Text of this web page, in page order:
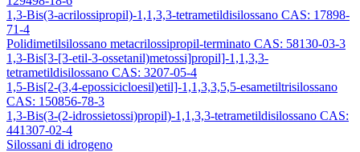
1,3-Bis(3-acrilossipropil)-1,1,3,3-tetrametildisilossano CAS: 17898-
71-4
Polidimetilsilossano metacrilossipropil-terminato CAS: 58130-03-3
1,3-Bis[3-[3-etil-3-ossetanil)metossi]propil]-1,1,3,3-
tetrametildisilossano CAS: 3207-05-4
1,5-Bis[2-(3,4-epossicicloesil)etil]-1,1,3,3,5,5-esametiltrisilossano
CAS: 150856-78-3
1,3-Bis(3-(2-idrossietossi)propil)-1,1,3,3-tetrametildisilossano CAS:
441307-02-4
Silossani di idrogeno